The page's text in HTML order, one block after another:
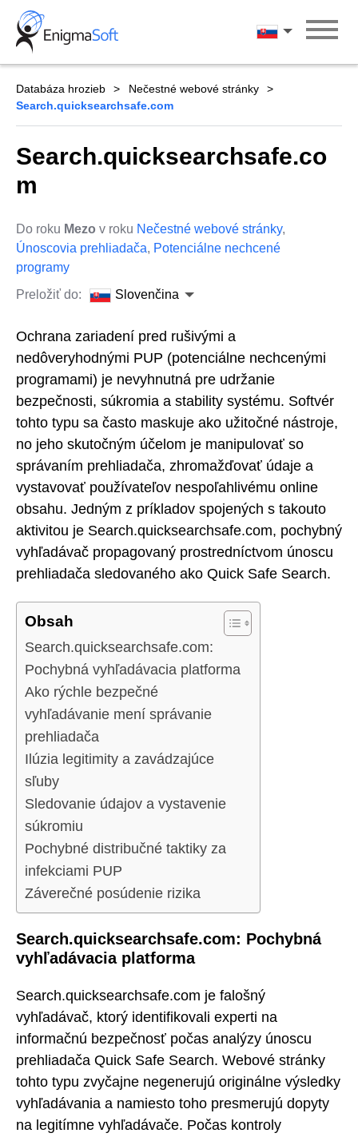
Skip
content
Slovenčina
Databáza hrozieb
Nečestné webové stránky
Search.quicksearchsafe.com
Search.quicksearchsafe.co
m
Do roku Mezo v roku Nečestné webové stránky,
Únoscovia prehliadača, Potenciálne nechcené
programy
Preložiť do:
Slovenčina
Ochrana zariadení pred rušivými a
nedôveryhodnými PUP (potenciálne nechcenými
programami) je nevyhnutná pre udržanie
bezpečnosti, súkromia a stability systému. Softvér
tohto typu sa často maskuje ako užitočné nástroje,
no jeho skutočným účelom je manipulovať so
správaním prehliadača, zhromažďovať údaje a
vystavovať používateľov nespoľahlivému online
obsahu. Jedným z príkladov spojených s takouto
aktivitou je Search.quicksearchsafe.com, pochybný
vyhľadávač propagovaný prostredníctvom únoscu
prehliadača sledovaného ako Quick Safe Search.
Obsah
Search.quicksearchsafe.com:
Pochybná vyhľadávacia platforma
Ako rýchle bezpečné
vyhľadávanie mení správanie
prehliadača
Ilúzia legitimity a zavádzajúce
sľuby
Sledovanie údajov a vystavenie
súkromiu
Pochybné distribučné taktiky za
infekciami PUP
Záverečné posúdenie rizika
Search.quicksearchsafe.com: Pochybná
vyhľadávacia platforma
Search.quicksearchsafe.com je falošný
vyhľadávač, ktorý identifikovali experti na
informačnú bezpečnosť počas analýzy únoscu
prehliadača Quick Safe Search. Webové stránky
tohto typu zvyčajne negenerujú originálne výsledky
vyhľadávania a namiesto toho presmerujú dopyty
na legitímne vyhľadávače. Počas kontroly